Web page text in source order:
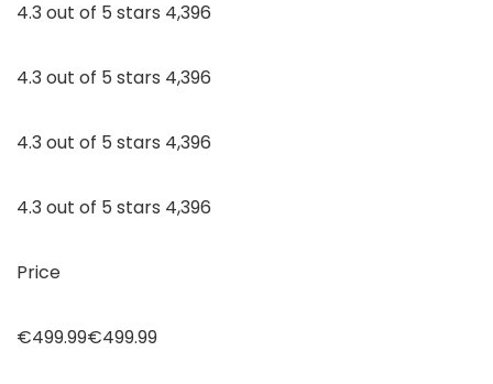
4.3 out of 5 stars 4,396
4.3 out of 5 stars 4,396
4.3 out of 5 stars 4,396
4.3 out of 5 stars 4,396
Price
€499.99€499.99